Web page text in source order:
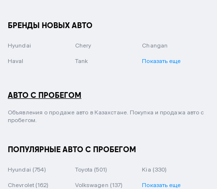
БРЕНДЫ НОВЫХ АВТО
Hyundai Chery Changan
Haval Tank Показать еще
АВТО С ПРОБЕГОМ
Объявления о продаже авто в Казахстане. Покупка и продажа авто с
пробегом.
ПОПУЛЯРНЫЕ АВТО С ПРОБЕГОМ
Hyundai (754) Toyota (501) Kia (330)
Chevrolet (162) Volkswagen (137) Показать еще